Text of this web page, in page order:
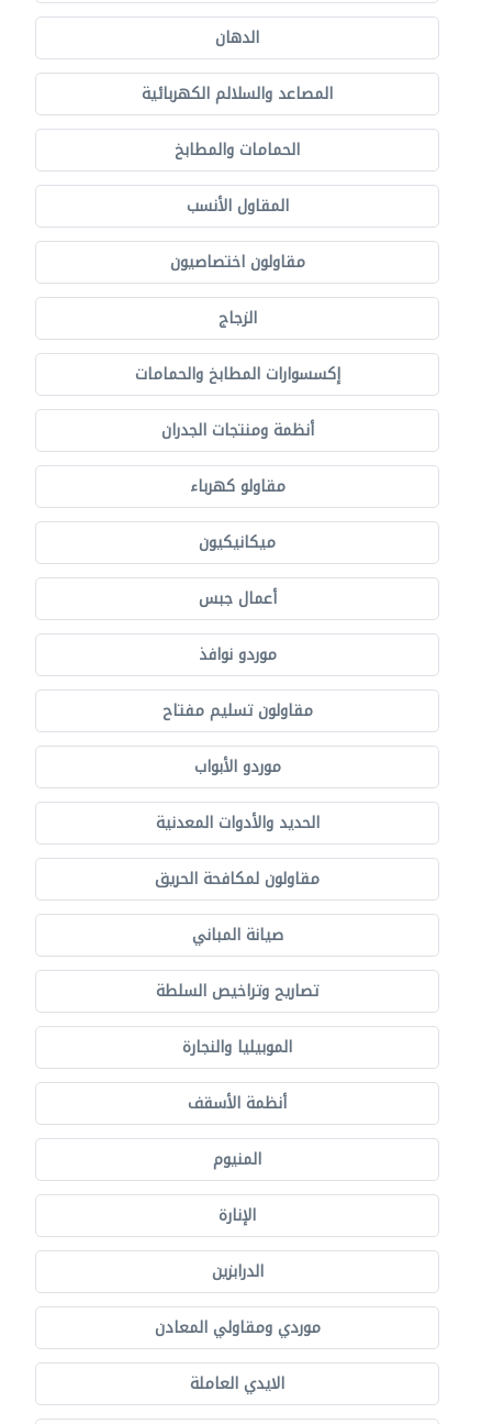
الدهان
المصاعد والسلالم الكهربائية
الحمامات والمطابخ
المقاول الأنسب
مقاولون اختصاصيون
الزجاج
إكسسوارات المطابخ والحمامات
أنظمة ومنتجات الجدران
مقاولو كهرباء
ميكانيكيون
أعمال جبس
موردو نوافذ
مقاولون تسليم مفتاح
موردو الأبواب
الحديد والأدوات المعدنية
مقاولون لمكافحة الحريق
صيانة المباني
تصاريح وتراخيص السلطة
الموبيليا والنجارة
أنظمة الأسقف
المنيوم
الإنارة
الدرابزين
موردي ومقاولي المعادن
الايدي العاملة